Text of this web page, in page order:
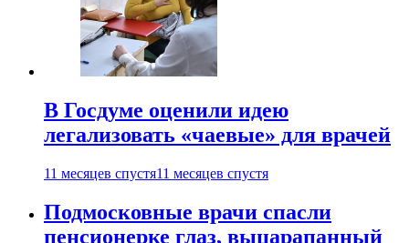
В Госдуме оценили идею
легализовать «чаевые» для врачей
11 месяцев спустя11 месяцев спустя
Подмосковные врачи спасли
пенсионерке глаз, выцарапанный